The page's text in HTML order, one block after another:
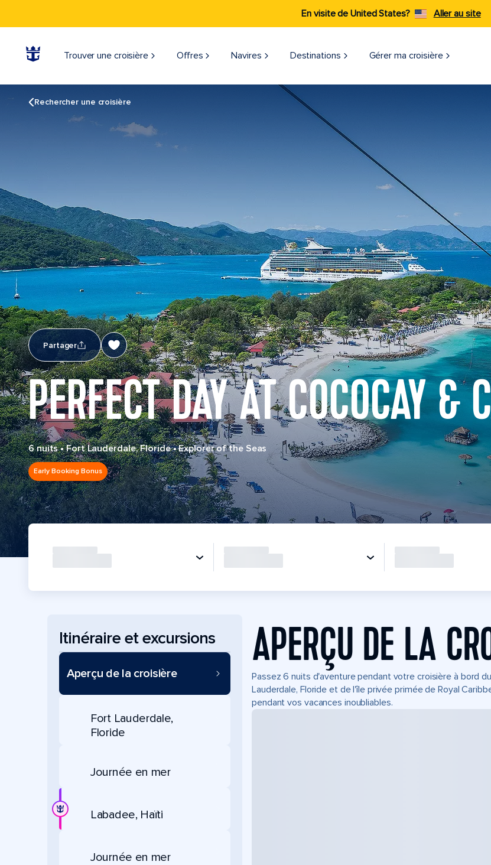
En visite de United States? Aller au site
Trouver une croisière Offres Navires Destinations Gérer ma croisière​
Rechercher une croisière
Partager
PERFECT DAY AT COCOCAY &
6 nuits•Fort Lauderdale, Floride•Explorer of the Seas
Early Booking Bonus
Itinéraire et excursions
Aperçu de la croisière
Fort Lauderdale,
Floride
Journée en mer
Labadee, Haïti
Journée en mer
APERÇU DE LA
Passez 6 nuits d'aventure pendant votre croisière à bord
Lauderdale, Floride et de l'île privée primée de Royal
pendant vos vacances inoubliables.